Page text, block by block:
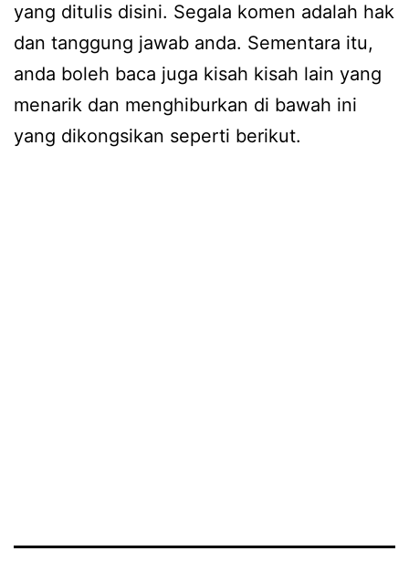
yang ditulis disini. Segala komen adalah hak
dan tanggung jawab anda. Sementara itu,
anda boleh baca juga kisah kisah lain yang
menarik dan menghiburkan di bawah ini
yang dikongsikan seperti berikut.